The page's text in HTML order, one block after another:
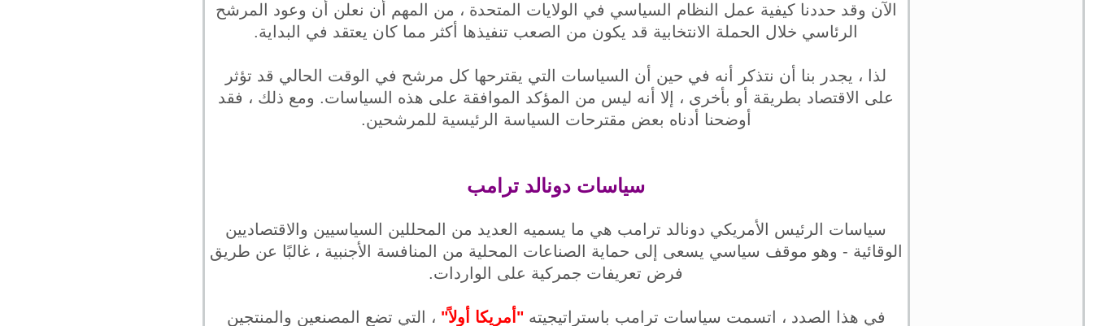
الآن وقد حددنا كيفية عمل النظام السياسي في الولايات المتحدة ، من المهم أن نعلن أن وعود المرشح
الرئاسي خلال الحملة الانتخابية قد يكون من الصعب تنفيذها أكثر مما كان يعتقد في البداية.
لذا ، يجدر بنا أن نتذكر أنه في حين أن السياسات التي يقترحها كل مرشح في الوقت الحالي قد تؤثر
على الاقتصاد بطريقة أو بأخرى ، إلا أنه ليس من المؤكد الموافقة على هذه السياسات. ومع ذلك ، فقد
أوضحنا أدناه بعض مقترحات السياسة الرئيسية للمرشحين.
سياسات دونالد ترامب
سياسات الرئيس الأمريكي دونالد ترامب هي ما يسميه العديد من المحللين السياسيين والاقتصاديين
الوقائية - وهو موقف سياسي يسعى إلى حماية الصناعات المحلية من المنافسة الأجنبية ، غالبًا عن طريق
فرض تعريفات جمركية على الواردات.
في هذا الصدد ، اتسمت سياسات ترامب باستراتيجيته"أمريكا أولاً" ، التي تضع المصنعين والمنتجين